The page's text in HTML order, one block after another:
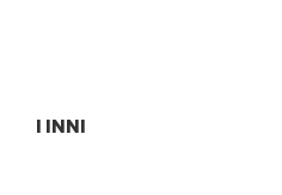
I INNI